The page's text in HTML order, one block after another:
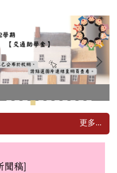
更多...